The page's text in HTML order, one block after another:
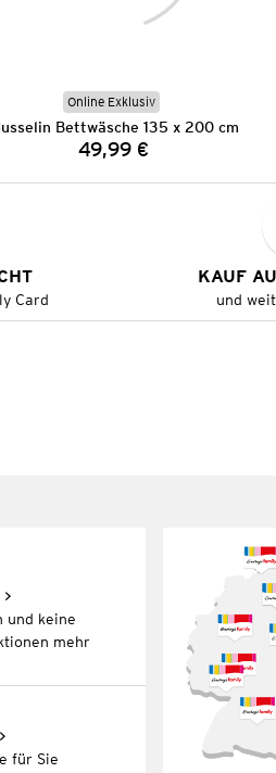
Online Exklusiv
Bettwäsche 135 x 200 cm
Preis:
49,99 €
Card
KAUF
und
und keine
mehr
für Sie